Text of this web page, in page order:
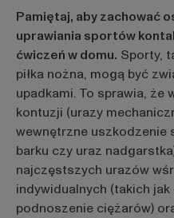
Pamiętaj, aby zachować
uprawiania sportów
ćwiczeń w domu. Sporty,
piłka nożna, mogą być
upadkami. To sprawia, że
kontuzji (urazy
wewnętrzne uszkodzenie
barku czy uraz
najczęstszych urazów
indywidualnych (takich
podnoszenie ciężarów)